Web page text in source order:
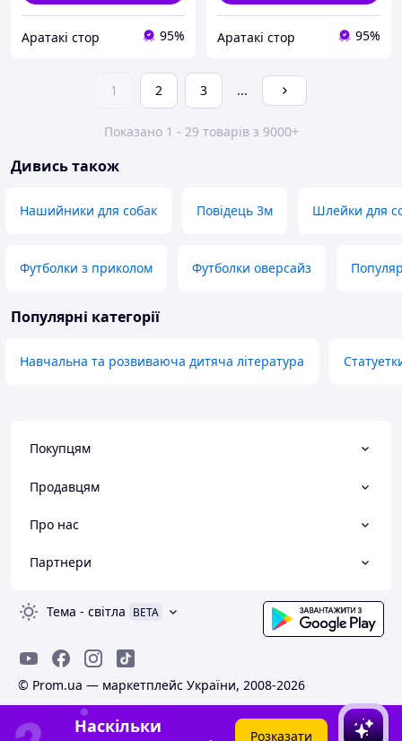
Аратакі стор 95% Аратакі стор 95%
1 2 3 ...
Показано 1 - 29 товарів з 9000+
Дивись також
Нашийники для собак Повідець 3м Шлейки для
Футболки з приколом Футболки оверсайз
Популярні категорії
Навчальна та розвиваюча дитяча література
Покупцям
Продавцям
Про нас
Партнери
Тема - світла BETA
© Prom.ua — маркетплейс України, 2008-2026
Наскільки
Розказати